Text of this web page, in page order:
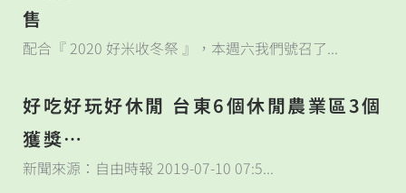
售
配合『 2020 好米收冬祭 』，本週六我們號召了...
好吃好玩好休閒 台東6個休閒農業區3個
獲獎…
新聞來源：自由時報 2019-07-10 07:5...